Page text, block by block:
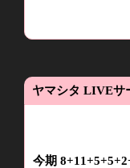
ヤマシタ LIVEサ
今期 8+11+